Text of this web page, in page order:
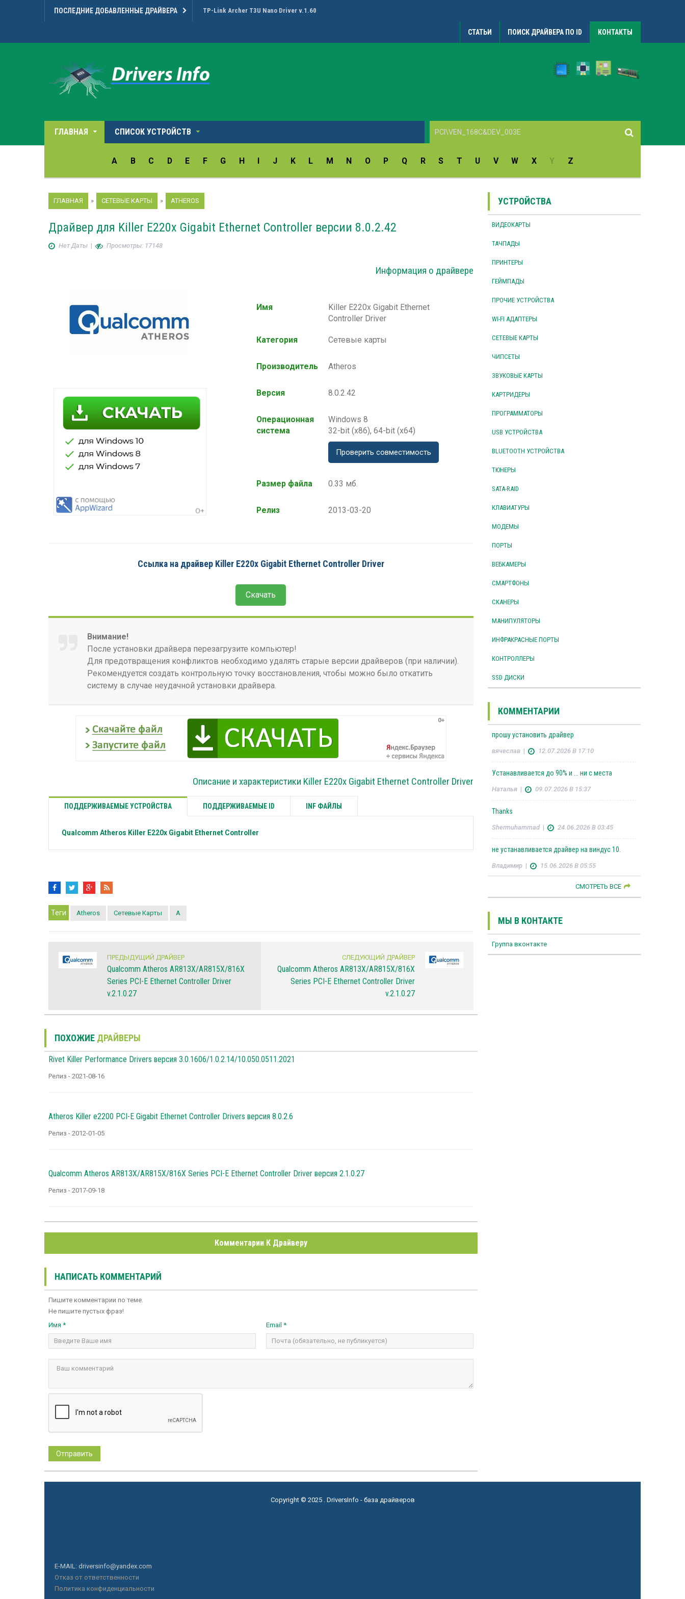
ПОСЛЕДНИЕ ДОБАВЛЕННЫЕ ДРАЙВЕРА Microarray Fingerprint Reader Driver v.18.5.54.172/9.47.11.214
СТАТЬИ ПОИСК ДРАЙВЕРА ПО ID КОНТАКТЫ
ГЛАВНАЯ СПИСОК УСТРОЙСТВ
A B C D E F G H J K L M N O P Q R S T U V W X Y Z
ГЛАВНАЯ » СЕТЕВЫЕ КАРТЫ » ATHEROS
Драйвер для Killer E220x Gigabit Ethernet Controller версии 8.0.2.42
Нет Даты | Просмотры: 17148
Информация о драйвере
Имя
Killer E220x Gigabit Ethernet
Controller Driver
Категория Сетевые карты
Производитель Atheros
Версия 8.0.2.42
Операционная
система
Windows 8
32-bit (x86), 64-bit (x64)
Проверить совместимость
Размер файла 0.33 мб.
Релиз 2013-03-20
Ссылка на драйвер Killer E220x Gigabit Ethernet Controller Driver
Скачать
Внимание!
После установки драйвера перезагрузите компьютер!
Для предотвращения конфликтов необходимо удалять старые версии драйверов (при наличии).
Рекомендуется создать контрольную точку восстановления, чтобы можно было откатить
систему в случае неудачной установки драйвера.
Описание и характеристики Killer E220x Gigabit Ethernet Controller Driver
ПОДДЕРЖИВАЕМЫЕ УСТРОЙСТВА ПОДДЕРЖИВАЕМЫЕ ID INF ФАЙЛЫ
Qualcomm Atheros Killer E220x Gigabit Ethernet Controller
Теги Atheros Сетевые Карты A
ПРЕДЫДУЩИЙ ДРАЙВЕР
Qualcomm Atheros AR813X/AR815X/816X
Series PCI-E Ethernet Controller Driver
v.2.1.0.27
СЛЕДУЮЩИЙ ДРАЙВЕР
Qualcomm Atheros AR813X/AR815X/816X
Series PCI-E Ethernet Controller Driver
v.2.1.0.27
ПОХОЖИЕ ДРАЙВЕРЫ
Rivet Killer Performance Drivers версия 3.0.1606/1.0.2.14/10.050.0511.2021
Релиз - 2021-08-16
Atheros Killer e2200 PCI-E Gigabit Ethernet Controller Drivers версия 8.0.2.6
Релиз - 2012-01-05
Qualcomm Atheros AR813X/AR815X/816X Series PCI-E Ethernet Controller Driver версия 2.1.0.27
Релиз - 2017-09-18
Комментарии К Драйверу
НАПИСАТЬ КОММЕНТАРИЙ
Пишите комментарии по теме.
Не пишите пустых фраз!
Имя *
Email *
УСТРОЙСТВА
ВИДЕОКАРТЫ
ТАЧПАДЫ
ПРИНТЕРЫ
ГЕЙМПАДЫ
ПРОЧИЕ УСТРОЙСТВА
WI-FI АДАПТЕРЫ
СЕТЕВЫЕ КАРТЫ
ЧИПСЕТЫ
ЗВУКОВЫЕ КАРТЫ
КАРТРИДЕРЫ
ПРОГРАММАТОРЫ
USB УСТРОЙСТВА
BLUETOOTH УСТРОЙСТВА
ТЮНЕРЫ
SATA-RAID
КЛАВИАТУРЫ
МОДЕМЫ
ПОРТЫ
ВЕБКАМЕРЫ
СМАРТФОНЫ
СКАНЕРЫ
МАНИПУЛЯТОРЫ
ИНФРАКРАСНЫЕ ПОРТЫ
КОНТРОЛЛЕРЫ
SSD ДИСКИ
КОММЕНТАРИИ
прошу установить драйвер
вячеслав| 12.07.2026 В 17:10
Устанавливается до 90% и ... ни с места
Наталья| 09.07.2026 В 15:37
Thanks
Shermuhammad| 24.06.2026 В 03:45
не устанавливается драйвер на виндус 10.
Владимир| 15.06.2026 В 05:55
СМОТРЕТЬ ВСЕ
МЫ В КОНТАКТЕ
Группа вконтакте
Copyright © 2025 . DriversInfo - база драйверов
E-MAIL: driversinfo@yandex.com
Отказ от ответственности
Политика конфиденциальности